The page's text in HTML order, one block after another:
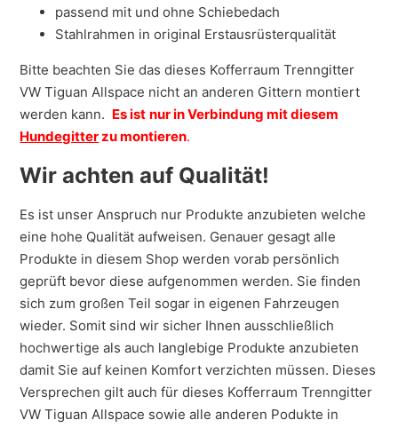
passend mit und ohne Schiebedach
Stahlrahmen in original Erstausrüsterqualität
Bitte beachten Sie das dieses Kofferraum Trenngitter
VW Tiguan Allspace nicht an anderen Gittern montiert
werden kann. Es ist nur in Verbindung mit diesem
Hundegitterzu montieren.
Wir achten auf Qualität!
Es ist unser Anspruch nur Produkte anzubieten welche
eine hohe Qualität aufweisen. Genauer gesagt alle
Produkte in diesem Shop werden vorab persönlich
geprüft bevor diese aufgenommen werden. Sie finden
sich zum großen Teil sogar in eigenen Fahrzeugen
wieder. Somit sind wir sicher Ihnen ausschließlich
hochwertige als auch langlebige Produkte anzubieten
damit Sie auf keinen Komfort verzichten müssen. Dieses
Versprechen gilt auch für dieses Kofferraum Trenngitter
VW Tiguan Allspace sowie alle anderen Podukte in